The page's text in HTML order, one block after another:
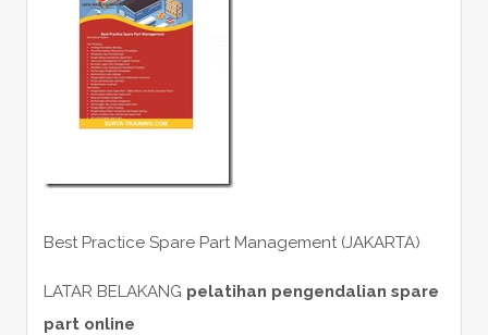
Best Practice Spare Part Management (JAKARTA)
LATAR BELAKANG pelatihan pengendalian spare
part online